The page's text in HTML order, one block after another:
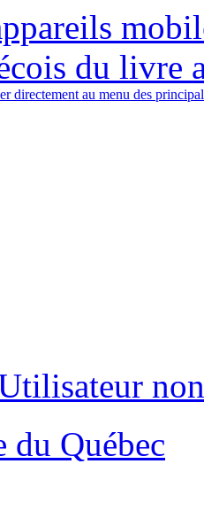
du livre
directement au menu des
Québec